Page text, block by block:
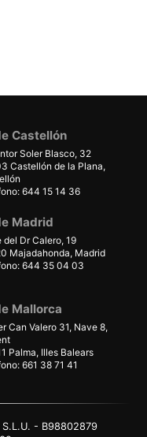
Castellón
Soler Blasco, 32
Castellón de la Plana,
644 15 14 36
Madrid
del Dr Calero, 19
Majadahonda, Madrid
644 35 04 03
Mallorca
Can Valero 31, Nave 8,
Palma, Illes Balears
661 38 71 41
- B98802879